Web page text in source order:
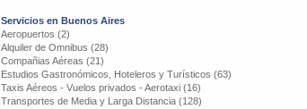
Servicios en Buenos Aires
Aeropuertos (2)
Alquiler de Omnibus (28)
Compañias Aéreas (21)
Estudios Gastronómicos, Hoteleros y Turísticos (63)
Taxis Aéreos - Vuelos privados - Aerotaxi (16)
Transportes de Media y Larga Distancia (128)